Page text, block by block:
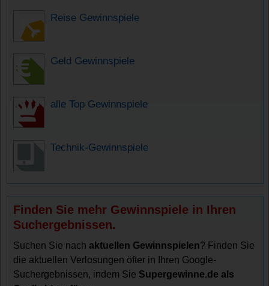
Reise Gewinnspiele
Geld Gewinnspiele
alle Top Gewinnspiele
Technik-Gewinnspiele
Finden Sie mehr Gewinnspiele in Ihren
Suchergebnissen.
Suchen Sie nachaktuellen Gewinnspielen? Finden Sie
die aktuellen Verlosungen öfter in Ihren Google-
Suchergebnissen, indem Sie Supergewinne.de als